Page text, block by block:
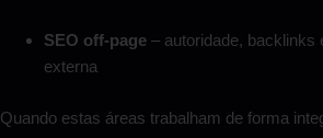
SEO off-page – autoridade, backlinks
externa
Quando estas áreas trabalham de forma